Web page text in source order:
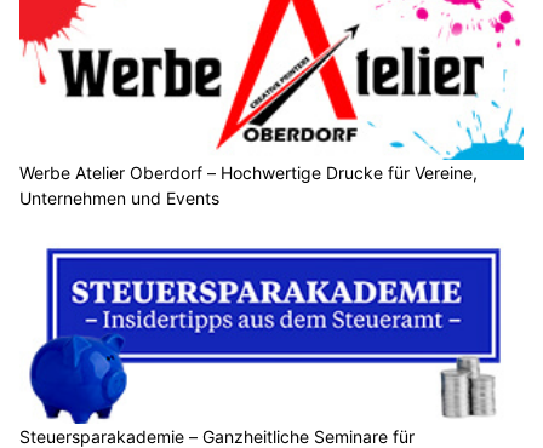
Werbe Atelier Oberdorf – Hochwertige Drucke für Vereine,
Unternehmen und Events
Steuersparakademie – Ganzheitliche Seminare für